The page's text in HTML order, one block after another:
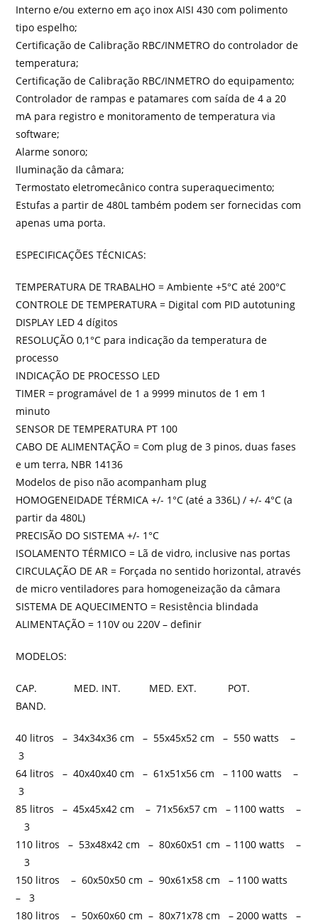
Interno e/ou externo em aço inox AISI 430 com polimento
tipo espelho;
Certificação de Calibração RBC/INMETRO do controlador de
temperatura;
Certificação de Calibração RBC/INMETRO do equipamento;
Controlador de rampas e patamares com saída de 4 a 20
mA para registro e monitoramento de temperatura via
software;
Alarme sonoro;
Iluminação da câmara;
Termostato eletromecânico contra superaquecimento;
Estufas a partir de 480L também podem ser fornecidas com
apenas uma porta.
ESPECIFICAÇÕES TÉCNICAS:
TEMPERATURA DE TRABALHO = Ambiente +5°C até 200°C
CONTROLE DE TEMPERATURA = Digital com PID autotuning
DISPLAY LED 4 dígitos
RESOLUÇÃO 0,1°C para indicação da temperatura de
processo
INDICAÇÃO DE PROCESSO LED
TIMER = programável de 1 a 9999 minutos de 1 em 1
minuto
SENSOR DE TEMPERATURA PT 100
CABO DE ALIMENTAÇÃO = Com plug de 3 pinos, duas fases
e um terra, NBR 14136
Modelos de piso não acompanham plug
HOMOGENEIDADE TÉRMICA +/- 1°C (até a 336L) / +/- 4°C (a
partir da 480L)
PRECISÃO DO SISTEMA +/- 1°C
ISOLAMENTO TÉRMICO = Lã de vidro, inclusive nas portas
CIRCULAÇÃO DE AR = Forçada no sentido horizontal, através
de micro ventiladores para homogeneização da câmara
SISTEMA DE AQUECIMENTO = Resistência blindada
ALIMENTAÇÃO = 110V ou 220V – definir
MODELOS:
CAP. MED. INT. MED. EXT. POT.
BAND.
40 litros – 34x34x36 cm – 55x45x52 cm – 550 watts –
3
64 litros – 40x40x40 cm – 61x51x56 cm – 1100 watts –
3
85 litros – 45x45x42 cm – 71x56x57 cm – 1100 watts –
3
110 litros – 53x48x42 cm – 80x60x51 cm – 1100 watts –
3
150 litros – 60x50x50 cm – 90x61x58 cm – 1100 watts
– 3
180 litros – 50x60x60 cm – 80x71x78 cm – 2000 watts –